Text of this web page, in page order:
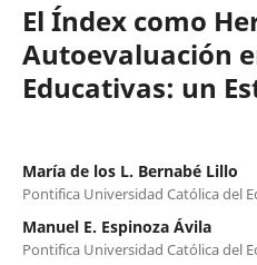
El Índex como
Autoevaluación
Educativas: un
María de los L. Bernabé Lillo
Pontifica Universidad Católica del
Manuel E. Espinoza Ávila
Pontifica Universidad Católica del